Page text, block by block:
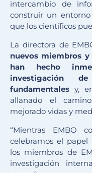
intercambio de
construir un
que los científicos
La directora de
nuevos miembros y
han hecho
investigación
fundamentales y,
allanado el
mejorado vidas y
“Mientras EMBO
celebramos el
los miembros de
investigación